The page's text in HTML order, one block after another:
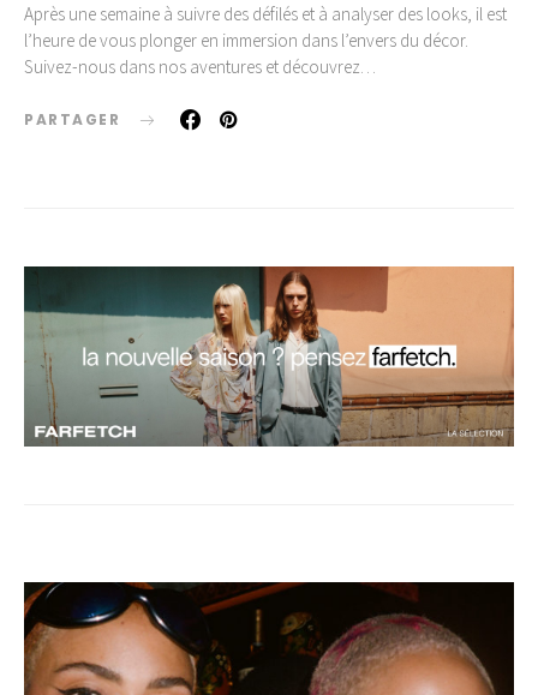
Après une semaine à suivre des défilés et à analyser des looks, il est
l’heure de vous plonger en immersion dans l’envers du décor.
Suivez-nous dans nos aventures et découvrez…
PARTAGER